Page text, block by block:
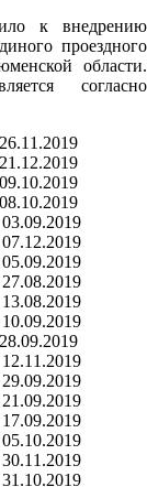
к внедрению
проездного
области.
согласно